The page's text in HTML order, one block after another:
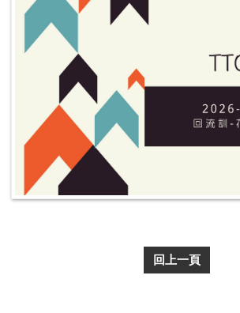
回上一頁